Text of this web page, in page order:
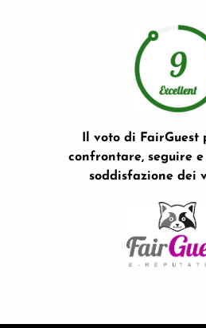
Il voto di FairGuest
confrontare, seguire
soddisfazione dei